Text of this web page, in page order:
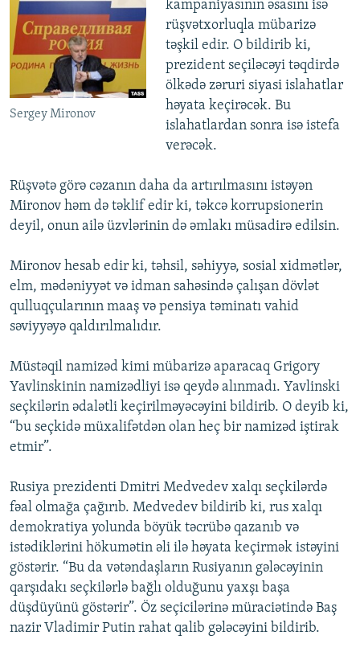
Sergey Mironov
kampaniyasının əsasını isə
rüşvətxorluqla mübarizə
təşkil edir. O bildirib ki,
prezident seçiləcəyi təqdirdə
ölkədə zəruri siyasi islahatlar
həyata keçirəcək. Bu
islahatlardan sonra isə istefa
verəcək.
Rüşvətə görə cəzanın daha da artırılmasını istəyən
Mironov həm də təklif edir ki, təkcə korrupsionerin
deyil, onun ailə üzvlərinin də əmlakı müsadirə edilsin.
Mironov hesab edir ki, təhsil, səhiyyə, sosial xidmətlər,
elm, mədəniyyət və idman sahəsində çalışan dövlət
qulluqçularının maaş və pensiya təminatı vahid
səviyyəyə qaldırılmalıdır.
Müstəqil namizəd kimi mübarizə aparacaq Grigory
Yavlinskinin namizədliyi isə qeydə alınmadı. Yavlinski
seçkilərin ədalətli keçirilməyəcəyini bildirib. O deyib ki,
“bu seçkidə müxalifətdən olan heç bir namizəd iştirak
etmir”.
Rusiya prezidenti Dmitri Medvedev xalqı seçkilərdə
fəal olmağa çağırıb. Medvedev bildirib ki, rus xalqı
demokratiya yolunda böyük təcrübə qazanıb və
istədiklərini hökumətin əli ilə həyata keçirmək istəyini
göstərir. “Bu da vətəndaşların Rusiyanın gələcəyinin
qarşıdakı seçkilərlə bağlı olduğunu yaxşı başa
düşdüyünü göstərir”. Öz seçicilərinə müraciətində Baş
nazir Vladimir Putin rahat qalib gələcəyini bildirib.